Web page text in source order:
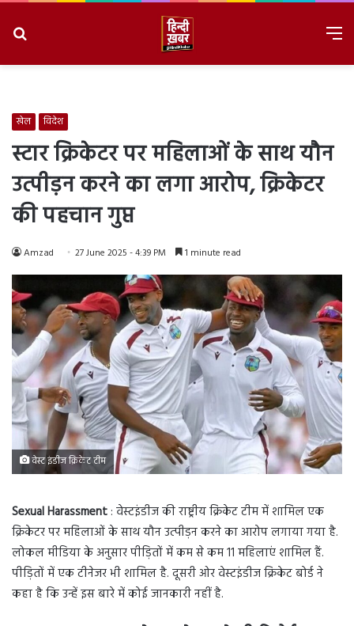
खेल विदेश
स्टार क्रिकेटर पर महिलाओं के साथ यौन
उत्पीड़न करने का लगा आरोप, क्रिकेटर
की पहचान गुप्त
Amzad 27 June 2025 - 4:39 PM 1 minute read
वेस्ट इंडीज क्रिकेट टीम
Sexual Harassment : वेस्टइंडीज की राष्ट्रीय क्रिकेट टीम में शामिल एक
क्रिकेटर पर महिलाओं के साथ यौन उत्पीड़न करने का आरोप लगाया गया है.
लोकल मीडिया के अनुसार पीड़ितों में कम से कम 11 महिलाएं शामिल हैं.
पीड़ितों में एक टीनेजर भी शामिल है. दूसरी ओर वेस्टइंडीज क्रिकेट बोर्ड ने
कहा है कि उन्हें इस बारे में कोई जानकारी नहीं है.